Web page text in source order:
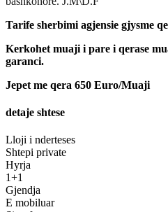
Tarife sherbimi agjensie gjysme
Kerkohet muaji i pare i qerase
garanci.
Jepet me qera 650 Euro/Muaji
detaje shtese
Lloji i nderteses
Shtepi private
Hyrja
1+1
Gjendja
E mobiluar